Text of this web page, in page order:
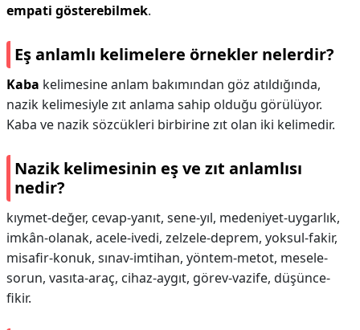
empati gösterebilmek.
Eş anlamlı kelimelere örnekler nelerdir?
Kaba kelimesine anlam bakımından göz atıldığında,
nazik kelimesiyle zıt anlama sahip olduğu görülüyor.
Kaba ve nazik sözcükleri birbirine zıt olan iki kelimedir.
Nazik kelimesinin eş ve zıt anlamlısı
nedir?
kıymet-değer, cevap-yanıt, sene-yıl, medeniyet-uygarlık,
imkân-olanak, acele-ivedi, zelzele-deprem, yoksul-fakir,
misafir-konuk, sınav-imtihan, yöntem-metot, mesele-
sorun, vasıta-araç, cihaz-aygıt, görev-vazife, düşünce-
fikir.